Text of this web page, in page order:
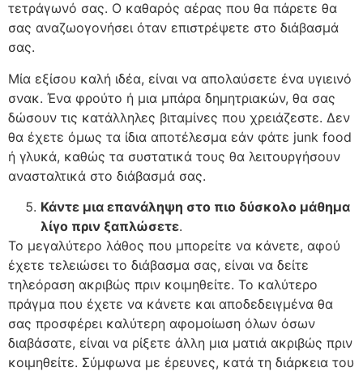
τετράγωνό σας. Ο καθαρός αέρας που θα πάρετε θα
σας αναζωογονήσει όταν επιστρέψετε στο διάβασμά
σας.
Μία εξίσου καλή ιδέα, είναι να απολαύσετε ένα υγιεινό
σνακ. Ένα φρούτο ή μια μπάρα δημητριακών, θα σας
δώσουν τις κατάλληλες βιταμίνες που χρειάζεστε. Δεν
θα έχετε όμως τα ίδια αποτέλεσμα εάν φάτε junk food
ή γλυκά, καθώς τα συστατικά τους θα λειτουργήσουν
ανασταλτικά στο διάβασμά σας.
Κάντε μια επανάληψη στο πιο δύσκολο μάθημα
λίγο πριν ξαπλώσετε.
Το μεγαλύτερο λάθος που μπορείτε να κάνετε, αφού
έχετε τελειώσει το διάβασμα σας, είναι να δείτε
τηλεόραση ακριβώς πριν κοιμηθείτε. Το καλύτερο
πράγμα που έχετε να κάνετε και αποδεδειγμένα θα
σας προσφέρει καλύτερη αφομοίωση όλων όσων
διαβάσατε, είναι να ρίξετε άλλη μια ματιά ακριβώς πριν
κοιμηθείτε. Σύμφωνα με έρευνες, κατά τη διάρκεια του